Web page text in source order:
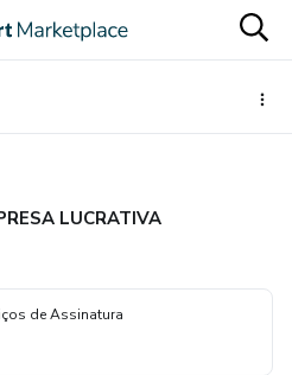
LUCRATIVA
de Assinatura